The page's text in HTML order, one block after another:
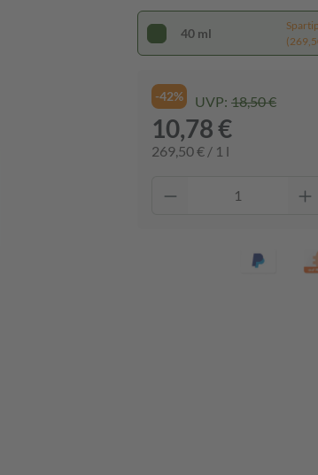
40 ml
-42% UVP: 18,50 €
10,78 €
269,50 € / 1 l